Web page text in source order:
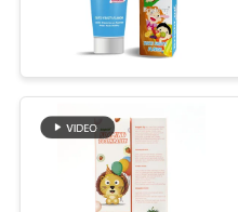
ÜBER
UNS
FABRIK-
AUSFLUG